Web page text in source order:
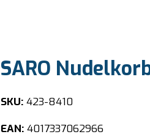
SARO
SKU:423-8410
EAN:4017337062966